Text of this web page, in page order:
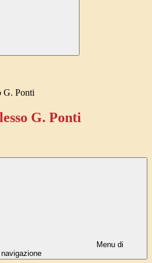
G. Ponti
G. Ponti
Menu di
navigazione